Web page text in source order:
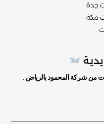
جدة
مكة
من شركة المحمود بالرياض .